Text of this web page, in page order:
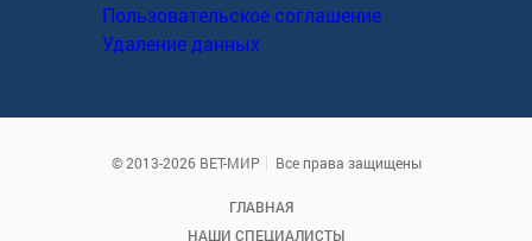
Пользовательское соглашение
Удаление данных
© 2013-2026 ВЕТ-МИР Все права защищены
ГЛАВНАЯ
НАШИ СПЕЦИАЛИСТЫ